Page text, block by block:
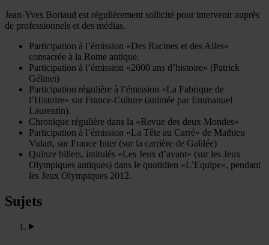
Jean-Yves Boriaud est régulièrement sollicité pour intervenir auprès
de professionnels et des médias.
Participation à l’émission «Des Racines et des Ailes»
consacrée à la Rome antique.
Participation à l’émission «2000 ans d’histoire» (Patrick
Gélinet)
Participation régulière à l’émission «La Fabrique de
l’Histoire» sur France-Culture (animée par Emmanuel
Laurentin).
Chronique régulière dans la «Revue des deux Mondes»
Participation à l’émission «La Tête au Carré» de Mathieu
Vidart, sur France Inter (sur la carrière de Galilée)
Quinze billets, intitulés «Les Jeux d’avant» (sur les Jeux
Olympiques antiques) dans le quotidien «L’Equipe», pendant
les Jeux Olympiques 2012.
Sujets